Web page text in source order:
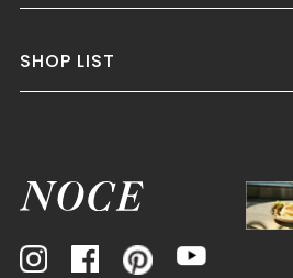
SHOP LIST